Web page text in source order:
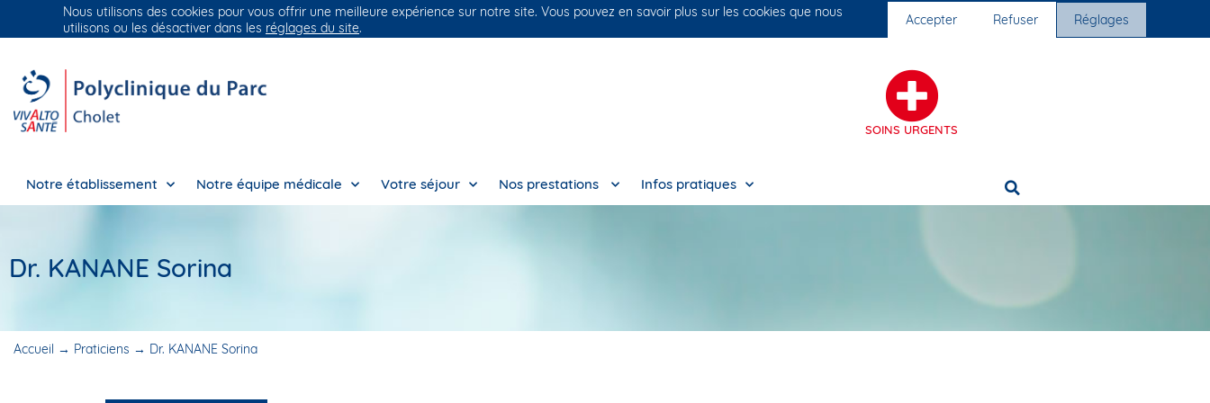
Groupe Vivalto Santé Entre nous, la vie Nos cliniques Nous rejoindre
SOINS URGENTS
Notre établissement Notre équipe médicale Votre séjour Nos prestations Infos pratiques
Dr. KANANE Sorina
Accueil → Praticiens → Dr. KANANE Sorina
Nous utilisons des cookies pour vous offrir une meilleure expérience sur notre site. Vous pouvez en savoir plus sur les cookies que nous
utilisons ou les désactiver dans les réglages du site. Accepter Refuser Réglages